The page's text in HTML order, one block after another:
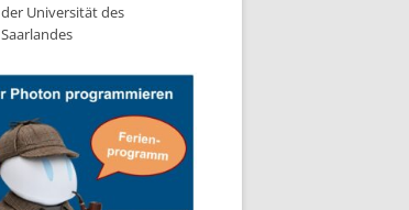
der Universität des
Saarlandes